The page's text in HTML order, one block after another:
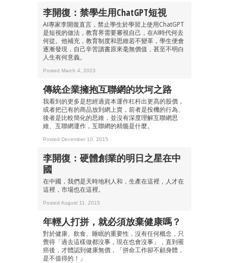
李開復：禁學生用ChatGPT短視
AI專家李開復直言，禁止學生於學習上使用ChatGPT
是短視的做法，教育界需要審視自己，在AI時代何去
何從。他補充，教育制度和思維若不變革，學生便會
逐漸發現，自己辛苦讀書原來毫無價值，甚至不明白
人生有何意義。
Posted March 4, 2023
傳統企業擁抱互聯網的坎坷之路
我看到的更多是想經過資本運作杠杆出更高的股價，
或者把已有的商品放到網上賣，前者是投機的行為、
後者是比較簡化的思維，並沒有深度理解互聯網思
維、互聯網運作，互聯網的精髓是什麼。
Posted December 10, 2015
李開復：硬體創業的明日之星在中
國
在中國，我們是天時地利人和，生產在這裡，人才在
這裡，市場也在這裡。
Posted August 11, 2015
年輕人打拼，就必須放棄健康嗎？
對於健康、飲食、睡眠的重要性，沒有任何概念，只
覺得「過去這樣做都沒事，現在也會沒事」，直到罹
癌後，才體認到健康無價，「拼命工作卻不顧身體，
是不值得的！」
成為 EJ Tech 會員